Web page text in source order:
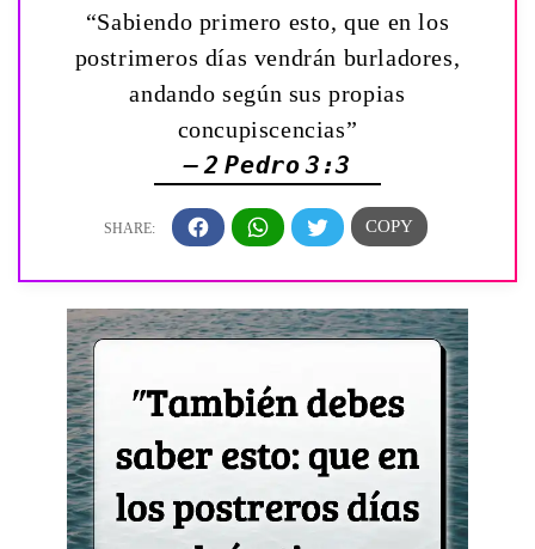
“Sabiendo primero esto, que en los
postrimeros días vendrán burladores,
andando según sus propias
concupiscencias”
— 2 Pedro 3:3